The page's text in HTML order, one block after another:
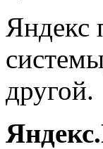
Яндекс
другой.